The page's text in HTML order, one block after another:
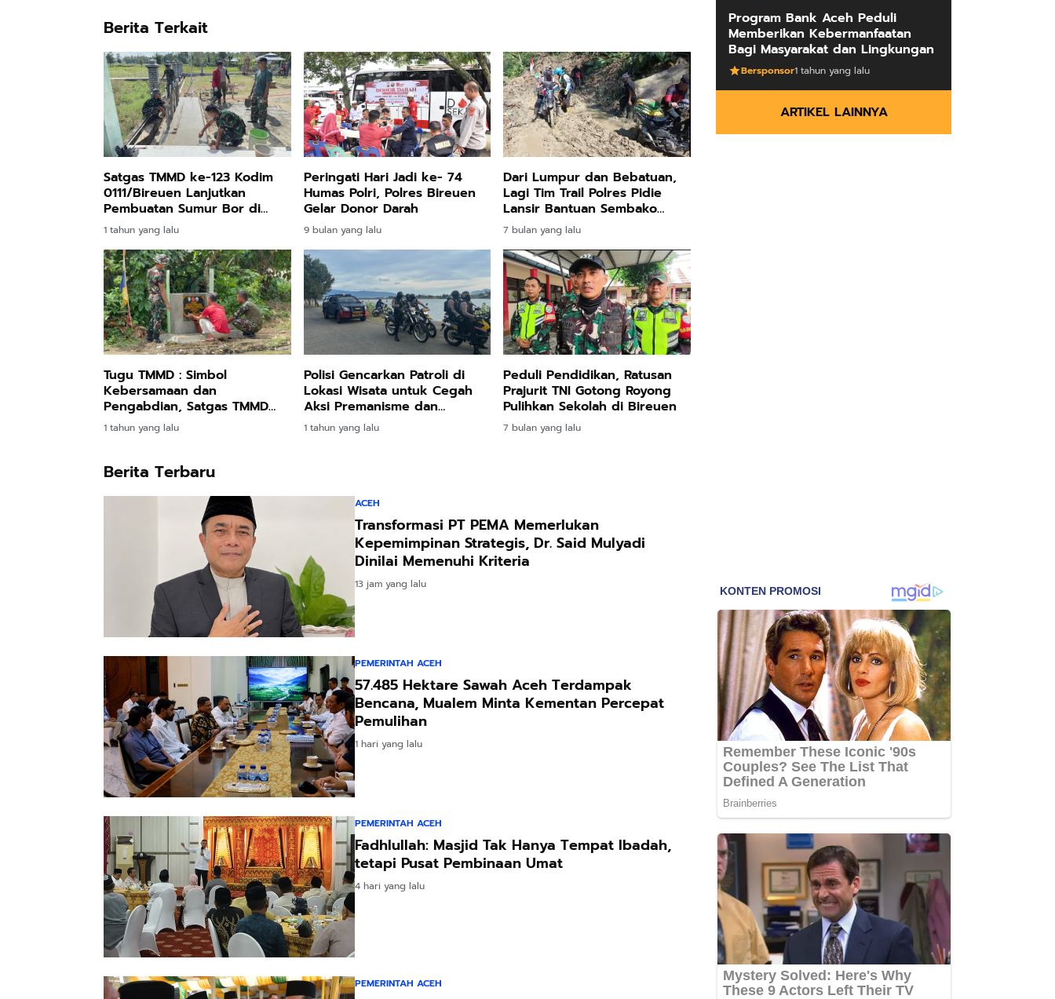
Berita Terkait
Satgas TMMD ke-123 Kodim
0111/Bireuen Lanjutkan
Pembuatan Sumur Bor di
Desa Cot Ketapang
1 tahun yang lalu
Peringati Hari Jadi ke- 74
Humas Polri, Polres Bireuen
Gelar Donor Darah
9 bulan yang lalu
Dari Lumpur dan Bebatuan,
Lagi Tim Trail Polres Pidie
Lansir Bantuan Sembako
Untuk Warga Rusep Antara
7 bulan yang lalu
Tugu TMMD : Simbol
Kebersamaan dan
Pengabdian, Satgas TMMD
Pasang Plakat
1 tahun yang lalu
Polisi Gencarkan Patroli di
Lokasi Wisata untuk Cegah
Aksi Premanisme dan
Gangguan Kamtibmas
1 tahun yang lalu
Peduli Pendidikan, Ratusan
Prajurit TNI Gotong Royong
Pulihkan Sekolah di Bireuen
7 bulan yang lalu
Berita Terbaru
ACEH
Transformasi PT PEMA Memerlukan
Kepemimpinan Strategis, Dr. Said Mulyadi
Dinilai Memenuhi Kriteria
13 jam yang lalu
PEMERINTAH ACEH
57.485 Hektare Sawah Aceh Terdampak
Bencana, Mualem Minta Kementan Percepat
Pemulihan
1 hari yang lalu
PEMERINTAH ACEH
Fadhlullah: Masjid Tak Hanya Tempat Ibadah,
tetapi Pusat Pembinaan Umat
4 hari yang lalu
PEMERINTAH ACEH
Program Bank Aceh Peduli
Memberikan Kebermanfaatan
Bagi Masyarakat dan Lingkungan
Bersponsor1 tahun yang lalu
ARTIKEL LAINNYA